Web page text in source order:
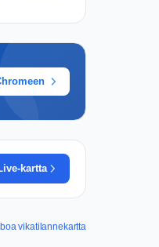
kartta
vikatilannekartta